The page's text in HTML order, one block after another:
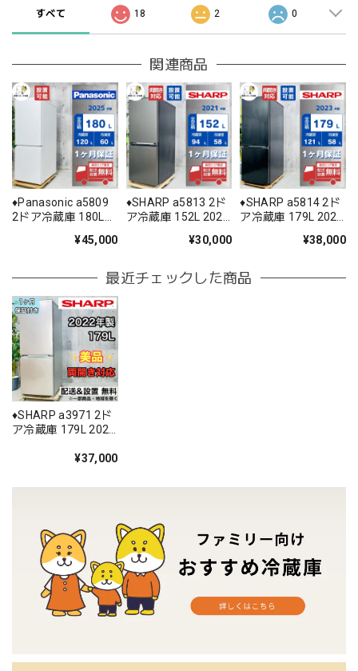
すべて 18 2 0
関連商品
♦️Panasonic a5809
2ドア冷蔵庫 180L
¥45,000
♦️SHARP a5813 2ド
ア冷蔵庫 152L 2021
¥30,000
♦️SHARP a5814 2ド
ア冷蔵庫 179L 2023
¥38,000
最近チェックした商品
♦️SHARP a3971 2ド
ア冷蔵庫 179L 2022
¥37,000